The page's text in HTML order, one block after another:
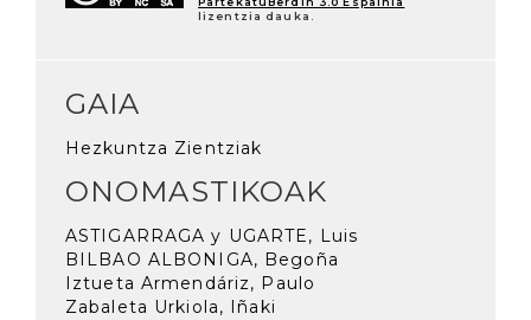
lizentzia dauka.
GAIA
Hezkuntza Zientziak
ONOMASTIKOAK
ASTIGARRAGA y UGARTE, Luis
BILBAO ALBONIGA, Begoña
Iztueta Armendáriz, Paulo
Zabaleta Urkiola, Iñaki